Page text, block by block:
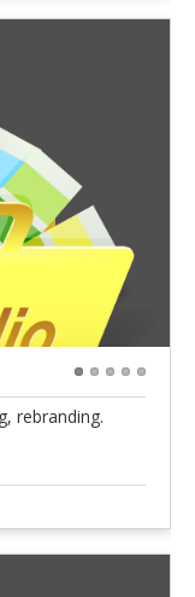
rebranding.